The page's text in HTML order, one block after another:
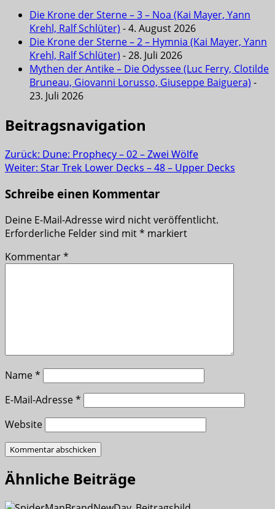
Die Krone der Sterne – 3 – Noa (Kai Mayer, Yann
Krehl, Ralf Schlüter) - 4. August 2026
Die Krone der Sterne – 2 – Hymnia (Kai Mayer, Yann
Krehl, Ralf Schlüter) - 28. Juli 2026
Mythen der Antike – Die Odyssee (Luc Ferry, Clotilde
Bruneau, Giovanni Lorusso, Giuseppe Baiguera) -
23. Juli 2026
Beitragsnavigation
Zurück: Dune: Prophecy – 02 – Zwei Wölfe
Weiter: Star Trek Lower Decks – 48 – Upper Decks
Schreibe einen Kommentar
Deine E-Mail-Adresse wird nicht veröffentlicht.
Erforderliche Felder sind mit* markiert
Kommentar*
Name*
E-Mail-Adresse*
Website
Ähnliche Beiträge